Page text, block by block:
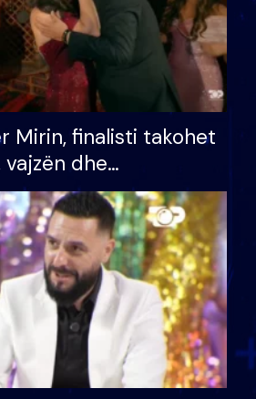
Mirin, finalisti takohet
dhe
S’kemi ndonjë letër